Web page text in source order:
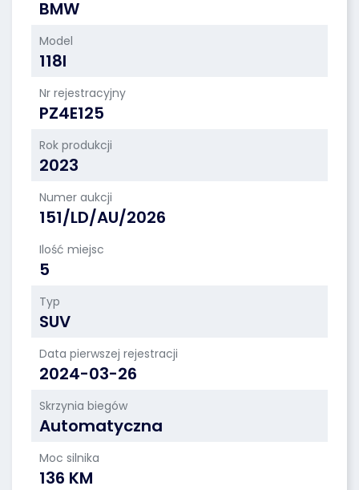
BMW
Model
118I
Nr rejestracyjny
PZ4E125
Rok produkcji
2023
Numer aukcji
151/LD/AU/2026
Ilość miejsc
5
Typ
SUV
Data pierwszej rejestracji
2024-03-26
Skrzynia biegów
Automatyczna
Moc silnika
136 KM